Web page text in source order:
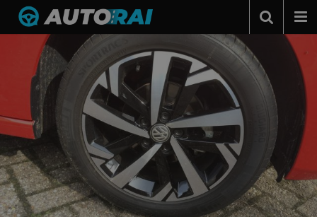
Autonieuws
Podcast
Autotests
Automerken
Adverteren
Contact
MotorRAI.nl